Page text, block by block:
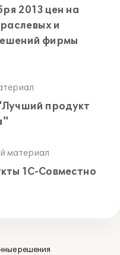
2013 цен на
и
фирмы
продукт
материал
1С-Совместно
решения